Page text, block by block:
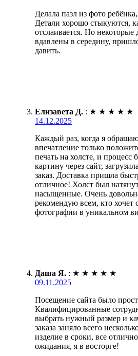
Делала пазл из фото
Детали хорошо стыкуются,
отслаивается. Но некоторые
вдавлены в середину,
давить.
Елизавета Д. : ★ ★ ★ ★ ★
14.12.2025
Каждый раз, когда я
впечатление только
печать на холсте, и
картину через сайт,
заказ. Доставка пришла
отличное! Холст был
насыщенные. Очень
рекомендую всем, кто хочет
фотографии в уникальном
Даша Я. : ★ ★ ★ ★ ★
09.11.2025
Посещение сайта было
Квалифицированные
выбрать нужный размер и
заказа заняло всего
изделие в сроки, все
ожидания, я в восторге!